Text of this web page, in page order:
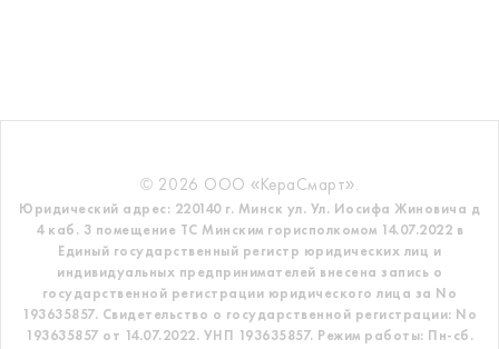
© 2026 ООО «КераСмарт».
Юридический адрес: 220140 г. Минск ул. Ул. Иосифа Жиновича д
4 каб. 3 помещение ТС Минским горисполкомом 14.07.2022 в
Единый государственный регистр юридических лиц и
индивидуальных предпринимателей внесена запись о
государственной регистрации юридического лица за No
193635857. Свидетельство о государственной регистрации: No
193635857 от 14.07.2022. УНП 193635857. Режим работы: Пн-сб.